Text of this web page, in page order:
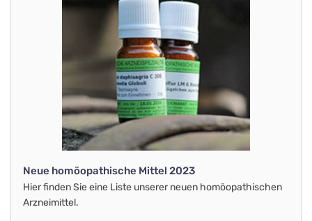
Neue homöopathische Mittel 2023
Hier finden Sie eine Liste unserer neuen homöopathischen
Arzneimittel.